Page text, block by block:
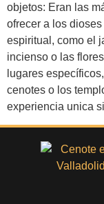
objetos: Eran las
ofrecer a los
espiritual, como el
incienso o las
lugares
cenotes o los
experiencia unica